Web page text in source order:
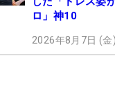
ロ」神10
2026年8月7日 (